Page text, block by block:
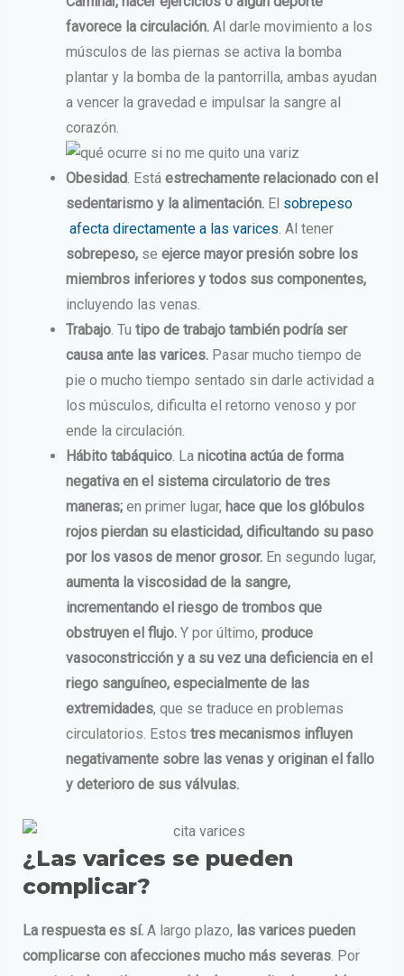
favorece la circulación.Al darle movimiento a los
músculos de las piernas se activa la bomba
plantar y la bomba de la pantorrilla, ambas ayudan
a vencer la gravedad e impulsar la sangre al
corazón.
Obesidad. Está estrechamente relacionado con el
sedentarismo y la alimentación.El sobrepeso
afecta directamente a las varices . Al tener
sobrepeso, se ejerce mayor presión sobre los
miembros inferiores y todos sus componentes,
incluyendo las venas.
Trabajo. Tu tipo de trabajo también podría ser
causa ante las varices.Pasar mucho tiempo de
pie o mucho tiempo sentado sin darle actividad a
los músculos, dificulta el retorno venoso y por
ende la circulación.
Hábito tabáquico. La nicotina actúa de forma
negativa en el sistema circulatorio de tres
maneras;en primer lugar, hace que los glóbulos
rojos pierdan su elasticidad, dificultando su paso
por los vasos de menor grosor. En segundo lugar,
aumenta la viscosidad de la sangre,
incrementando el riesgo de trombos que
obstruyen el flujo.Y por último, produce
vasoconstricción y a su vez una deficiencia en el
riego sanguíneo, especialmente de las
extremidades, que se traduce en problemas
circulatorios. Estos tres mecanismos influyen
negativamente sobre las venas y originan el fallo
y deterioro de sus válvulas.
¿Las varices se pueden
complicar?
La respuesta es sí.A largo plazo, las varices pueden
complicarse con afecciones mucho más severas. Por